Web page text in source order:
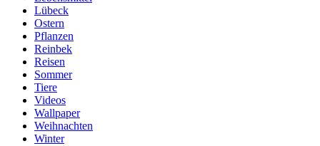
Lübeck
Ostern
Pflanzen
Reinbek
Reisen
Sommer
Tiere
Videos
Wallpaper
Weihnachten
Winter